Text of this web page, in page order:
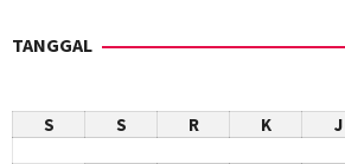
TANGGAL
S
S R K J